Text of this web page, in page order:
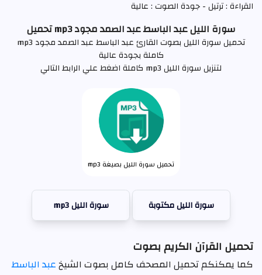
القراءة : ترتيل - جودة الصوت : عالية
سورة الليل عبد الباسط عبد الصمد مجود mp3 تحميل
تحميل سورة الليل بصوت القارئ عبد الباسط عبد الصمد مجود mp3
كاملة بجودة عالية
لتنزيل سورة الليل mp3 كاملة اضغط علي الرابط التالي
تحميل سورة الليل بصيغة mp3
سورة الليل مكتوبة سورة الليل mp3
تحميل القرآن الكريم بصوت
كما يمكنكم تحميل المصحف كامل بصوت الشيخعبد الباسط